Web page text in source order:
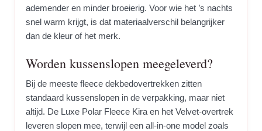
ademender en minder broeierig. Voor wie het ’s nachts
snel warm krijgt, is dat materiaalverschil belangrijker
dan de kleur of het merk.
Worden kussenslopen meegeleverd?
Bij de meeste fleece dekbedovertrekken zitten
standaard kussenslopen in de verpakking, maar niet
altijd. De Luxe Polar Fleece Kira en het Velvet-overtrek
leveren slopen mee, terwijl een all-in-one model zoals